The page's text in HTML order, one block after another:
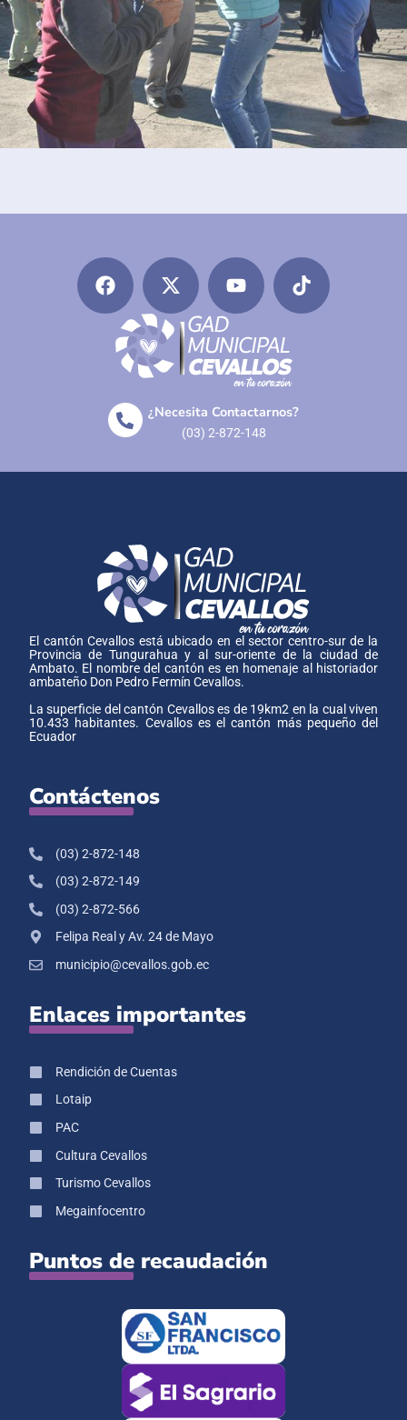
¿Necesita Contactarnos?
(03) 2-872-148
El cantón Cevallos está ubicado en el sector centro-sur de la
Provincia de Tungurahua y al sur-oriente de la ciudad de
Ambato. El nombre del cantón es en homenaje al historiador
ambateño Don Pedro Fermín Cevallos.
La superficie del cantón Cevallos es de 19km2 en la cual viven
10.433 habitantes. Cevallos es el cantón más pequeño del
Ecuador
Contáctenos
(03) 2-872-148
(03) 2-872-149
(03) 2-872-566
Felipa Real y Av. 24 de Mayo
municipio@cevallos.gob.ec
Enlaces importantes
Rendición de Cuentas
Lotaip
PAC
Cultura Cevallos
Turismo Cevallos
Megainfocentro
Puntos de recaudación